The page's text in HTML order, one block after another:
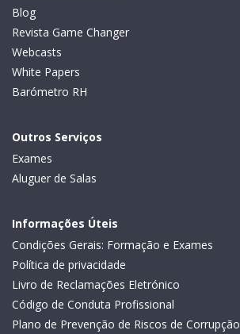
Blog
Revista Game Changer
Webcasts
White Papers
Barómetro RH
Outros Serviços
Exames
Aluguer de Salas
Informações Úteis
Condições Gerais: Formação e Exames
Política de privacidade
Livro de Reclamações Eletrónico
Código de Conduta Profissional
Plano de Prevenção de Riscos de Corrupção